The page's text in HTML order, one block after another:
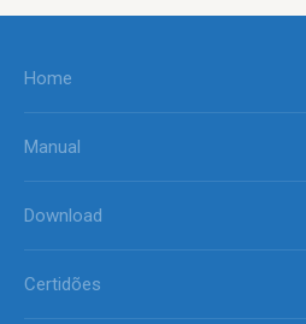
Home
Manual
Download
Certidões